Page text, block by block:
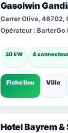
Gasolwin
Carrer Oliva, 46702,
Opérateur : BarterGo
30 kW 4
Fiche lieu Ville
Hotel Bayrem &